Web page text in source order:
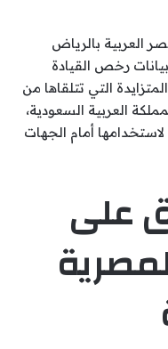
العربية بالرياض
رخص القيادة
التي تتلقاها من
العربية السعودية،
أمام الجهات
على